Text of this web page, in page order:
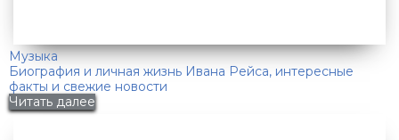
Музыка
Биография и личная жизнь Ивана Рейса, интересные
факты и свежие новости
Читать далее